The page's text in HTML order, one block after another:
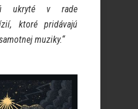
ukryté v rade
ktoré pridávajú
muziky.“